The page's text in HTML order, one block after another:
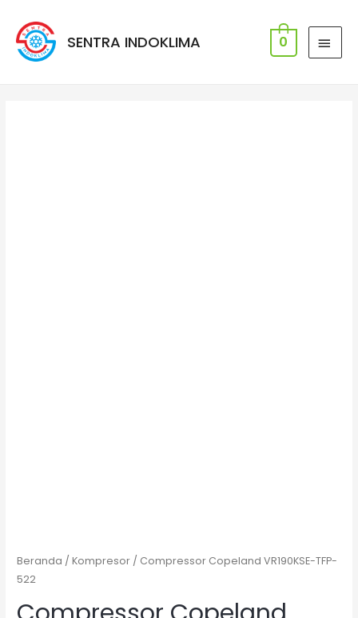
SENTRA INDOKLIMA 0
Beranda /Kompresor / Compressor Copeland VR190KSE-TFP-
522